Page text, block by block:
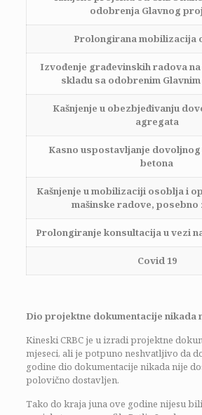
odobrenja Glavnog
Prolongirana mobilizacija
Izvođenje građevinskih radova na
skladu sa odobrenim
Kašnjenje u obezbjeđivanju
agregata
Kasno uspostavljanje
betona
Kašnjenje u mobilizaciji osoblja i
mašinske radove, posebno
Prolongiranje konsultacija u vezi
Covid 19
Dio projektne dokumentacije nikada
Kineski CRBC je u izradi projektne
mjeseci, ali je potpuno neshvatljivo da
godine dio dokumentacije nikada nije
polovično dostavljen.
Tako do kraja juna ove godine nijesu